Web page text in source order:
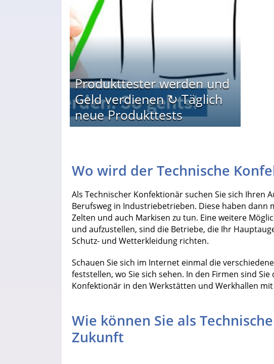
Produkttester werden und
Geld verdienen ↻ Täglich
neue Produkttests
Wo wird der Technische
Als Technischer Konfektionär suchen Sie sich Ihren
Berufsweg in Industriebetrieben. Diese haben dann
Zelten und auch Markisen zu tun. Eine weitere
und aufzustellen, sind die Betriebe, die Ihr
Schutz- und Wetterkleidung richten.
Schauen Sie sich im Internet einmal die
feststellen, wo Sie sich sehen. In den Firmen sind
Konfektionär in den Werkstätten und Werkhallen
Wie können Sie als
Zukunft